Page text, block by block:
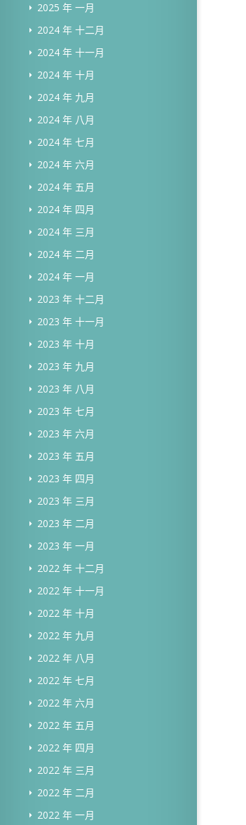
2025 年 一月
2024 年 十二月
2024 年 十一月
2024 年 十月
2024 年 九月
2024 年 八月
2024 年 七月
2024 年 六月
2024 年 五月
2024 年 四月
2024 年 三月
2024 年 二月
2024 年 一月
2023 年 十二月
2023 年 十一月
2023 年 十月
2023 年 九月
2023 年 八月
2023 年 七月
2023 年 六月
2023 年 五月
2023 年 四月
2023 年 三月
2023 年 二月
2023 年 一月
2022 年 十二月
2022 年 十一月
2022 年 十月
2022 年 九月
2022 年 八月
2022 年 七月
2022 年 六月
2022 年 五月
2022 年 四月
2022 年 三月
2022 年 二月
2022 年 一月